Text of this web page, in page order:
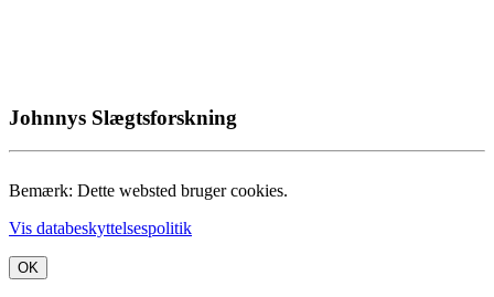
Johnnys Slægtsforskning
Bemærk: Dette websted bruger cookies.
Vis databeskyttelsespolitik
OK